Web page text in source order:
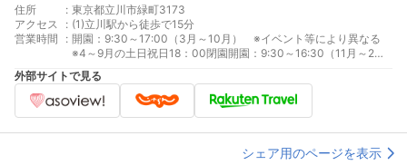
住所 : 東京都立川市緑町3173
アクセス
: (1)立川駅から徒歩で15分
営業時間
: 開園：9:30～17:00（3月～10月） ※イベント等により異なる
※4～9月の土日祝日18：00閉園開園：9:30～16:30（11月～2
月） ※イベント等により異なる休園：年末年始（12月31日、1月
1日）、1月の第4月曜日とその翌日
外部サイトで見る
シェア用のページを表示